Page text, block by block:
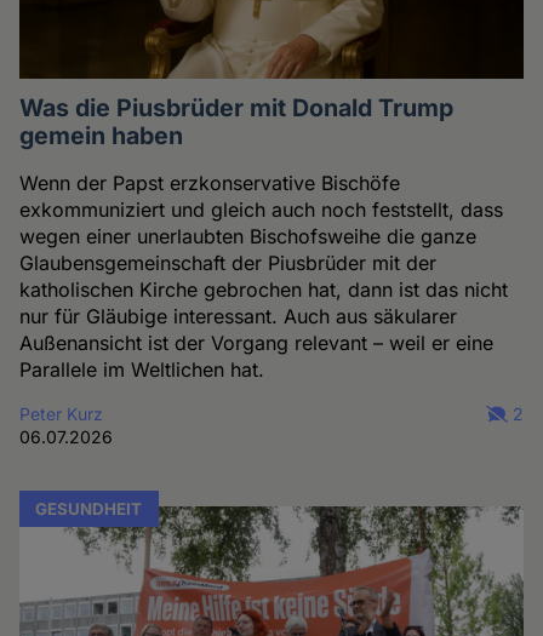
Was die Piusbrüder mit Donald Trump
gemein haben
Wenn der Papst erzkonservative Bischöfe
exkommuniziert und gleich auch noch feststellt, dass
wegen einer unerlaubten Bischofsweihe die ganze
Glaubensgemeinschaft der Piusbrüder mit der
katholischen Kirche gebrochen hat, dann ist das nicht
nur für Gläubige interessant. Auch aus säkularer
Außenansicht ist der Vorgang relevant – weil er eine
Parallele im Weltlichen hat.
Peter Kurz
06.07.2026
2
GESUNDHEIT